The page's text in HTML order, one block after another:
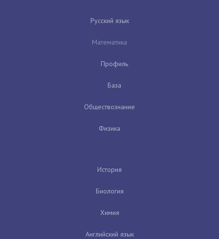
Русский язык
Математика
Профиль
База
Обществознание
Физика
История
Биология
Химия
Английский язык